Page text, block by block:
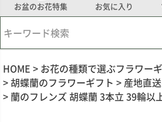
お盆のお花特集 お気に入り
HOME
お花の種類で選ぶフラワー
胡蝶蘭のフラワーギフト
産地直
蘭のフレンズ 胡蝶蘭 3本立 39輪以